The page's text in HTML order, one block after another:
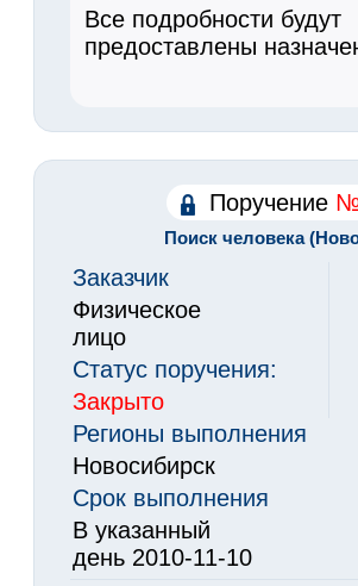
Все подробности будут
предоставлены
Поручение №
Поиск человека
Заказчик
Физическое
лицо
Статус поручения:
Закрыто
Регионы выполнения
Новосибирск
Срок выполнения
В указанный
день 2010-11-10